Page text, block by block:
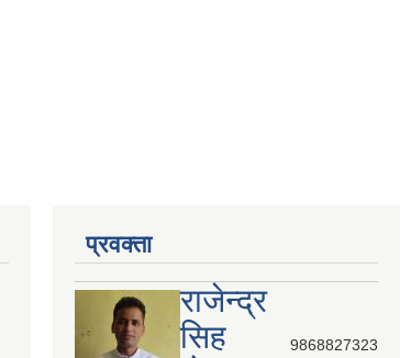
प्रवक्ता
राजेन्द्र
सिह
9868827323